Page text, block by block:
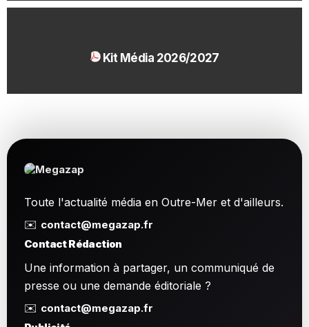
Kit Média 2026/2027
Toute l'actualité média en Outre-Mer et d'ailleurs.
✉️ contact@megazap.fr
Contact Rédaction
Une information à partager, un communiqué de
presse ou une demande éditoriale ?
✉️ contact@megazap.fr